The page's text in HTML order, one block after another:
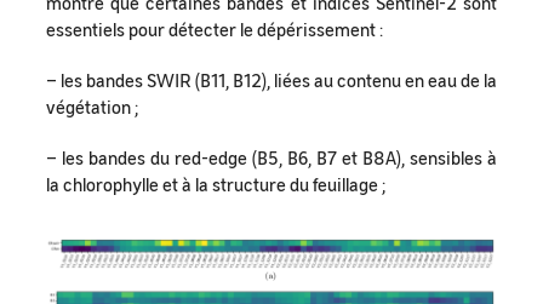
essentiels pour détecter le dépérissement :
– les bandes SWIR (B11, B12), liées au contenu en eau de la
végétation ;
– les bandes du red-edge (B5, B6, B7 et B8A), sensibles à
la chlorophylle et à la structure du feuillage ;